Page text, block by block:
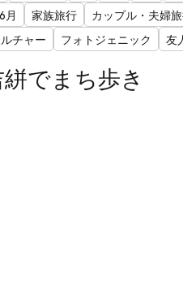
6月 家族旅行 カップル・夫婦
チャー
フォトジェニック 友
でまち歩き